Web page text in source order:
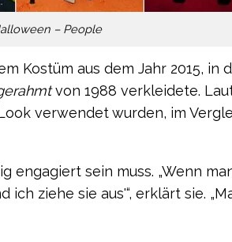
– People
Kostüm aus dem Jahr 2015, in
von 1988 verkleidete.
verwendet wurden, im
sein muss. „Wenn
ich ziehe sie aus'“, erklärt sie.